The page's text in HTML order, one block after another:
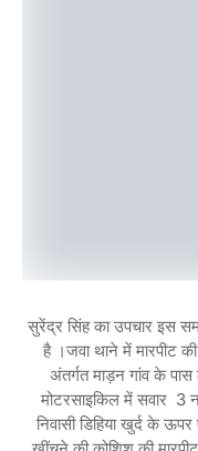
सुरेंद्र सिंह का उपचार इस
है ।जवा थाने में मारपीट
अंतर्गत माड़न गांव के
मोटरसाइकिल में सवार 3
निवासी डिहिया खुर्द के